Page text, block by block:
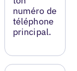
numéro de
téléphone
principal.